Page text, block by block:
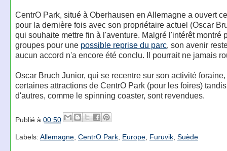
CentrO Park, situé à Oberhausen en Allemagne a ouvert
pour la dernière fois avec son propriétaire actuel (Oscar
qui souhaite mettre fin à l'aventure. Malgré l'intérêt montré
groupes pour une possible reprise du parc, son avenir
aucun accord n'a encore été conclu. Il pourrait ne jamais
Oscar Bruch Junior, qui se recentre sur son activité
certaines attractions de CentrO Park (pour les foires)
d'autres, comme le spinning coaster, sont revendues.
Publié à 00:50
Labels: Allemagne, CentrO Park, Europe, Furuvik, Suède